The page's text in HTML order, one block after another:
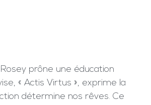
prône une éducation
« Actis Virtus », exprime la
détermine nos rêves. Ce